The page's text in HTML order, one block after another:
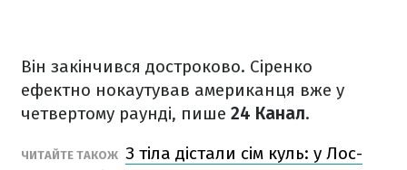
Він закінчився достроково. Сіренко
ефектно нокаутував американця вже у
четвертому раунді, пише 24 Канал.
ЧИТАЙТЕ ТАКОЖ З тіла дістали сім куль: у Лос-